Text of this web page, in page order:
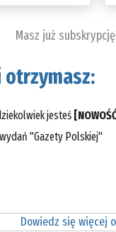
Masz już
otrzymasz:
jesteś
"Gazety Polskiej"
Dowiedz się więcej